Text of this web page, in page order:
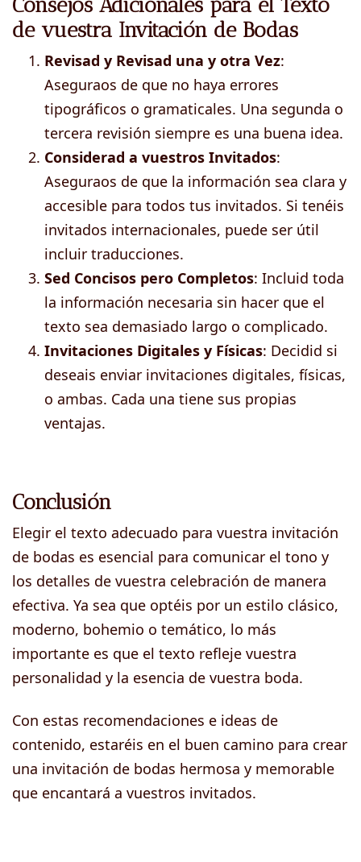
de vuestra Invitación de Bodas
Revisad y Revisad una y otra Vez:
Aseguraos de que no haya errores
tipográficos o gramaticales. Una segunda o
tercera revisión siempre es una buena idea.
Considerad a vuestros Invitados:
Aseguraos de que la información sea clara y
accesible para todos tus invitados. Si tenéis
invitados internacionales, puede ser útil
incluir traducciones.
Sed Concisos pero Completos: Incluid toda
la información necesaria sin hacer que el
texto sea demasiado largo o complicado.
Invitaciones Digitales y Físicas: Decidid si
deseais enviar invitaciones digitales, físicas,
o ambas. Cada una tiene sus propias
ventajas.
Conclusión
Elegir el texto adecuado para vuestra invitación
de bodas es esencial para comunicar el tono y
los detalles de vuestra celebración de manera
efectiva. Ya sea que optéis por un estilo clásico,
moderno, bohemio o temático, lo más
importante es que el texto refleje vuestra
personalidad y la esencia de vuestra boda.
Con estas recomendaciones e ideas de
contenido, estaréis en el buen camino para crear
una invitación de bodas hermosa y memorable
que encantará a vuestros invitados.